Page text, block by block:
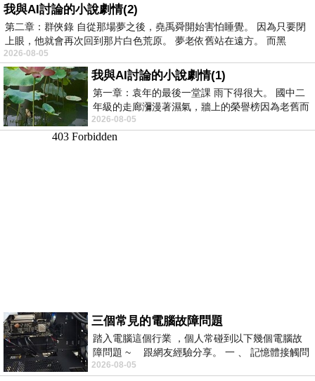
我與AI討論的小說劇情(2)
第二章：群俠錄 自從那場夢之後，堯禹舜開始害怕睡覺。 因為只要閉
上眼，他就會再次回到那片白色荒原。 夢老依舊站在遠方。 而黑
2026-08-05
我與AI討論的小說劇情(1)
第一章：袁年的最後一堂課 雨下得很大。 國中二
年級的走廊瀰漫著濕氣，牆上的榮譽榜因為老舊而
微微捲起。 堯禹舜站在辦公室外，手
2026-08-05
三個常見的電腦故障問題
踏入電腦這個行業 ，個人常碰到以下幾個電腦故
障問題 ~ 跟網友經驗分享。 一 、 記憶體接觸問
題 : 記憶體即
2026-08-05